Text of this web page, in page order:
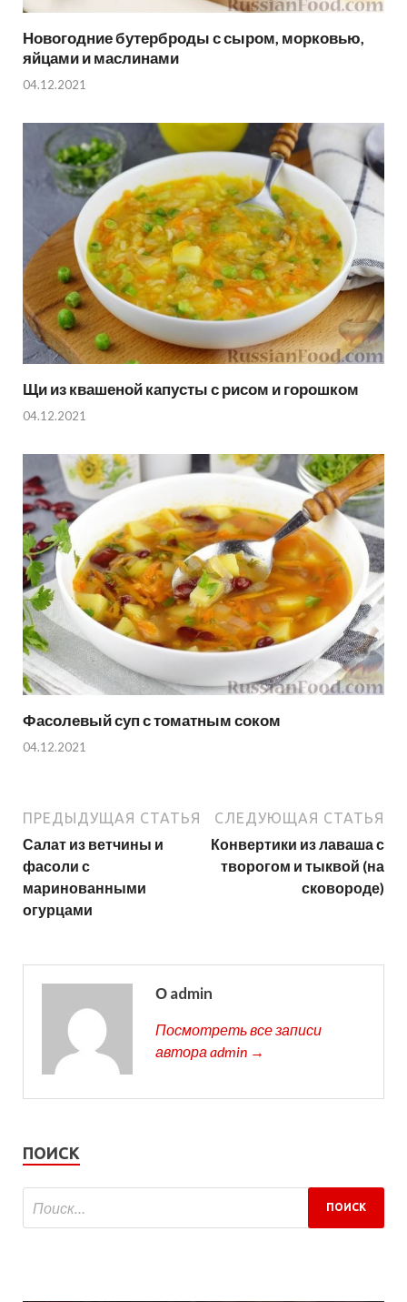
Новогодние бутерброды с сыром, морковью,
яйцами и маслинами
04.12.2021
Щи из квашеной капусты с рисом и горошком
04.12.2021
Фасолевый суп с томатным соком
04.12.2021
ПРЕДЫДУЩАЯ СТАТЬЯ
Салат из ветчины и
фасоли с
маринованными
огурцами
СЛЕДУЮЩАЯ СТАТЬЯ
Конвертики из лаваша с
творогом и тыквой (на
сковороде)
О admin
Посмотреть все записи
автора admin →
ПОИСК